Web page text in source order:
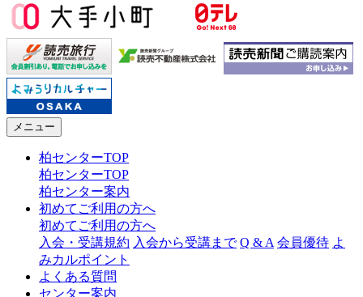
メニュー
柏センターTOP
柏センターTOP
柏センター案内
初めてご利用の方へ
初めてご利用の方へ
入会・受講規約 入会から受講まで Q & A 会員優待 よ
みカルポイント
よくある質問
センター案内